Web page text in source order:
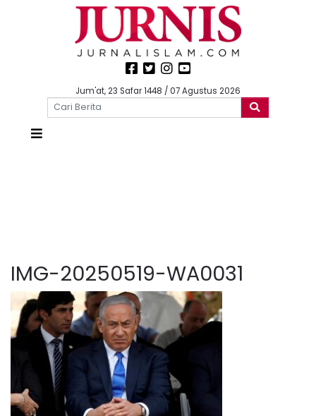
Jum'at, 23 Safar 1448 / 07 Agustus 2026
IMG-20250519-WA0031